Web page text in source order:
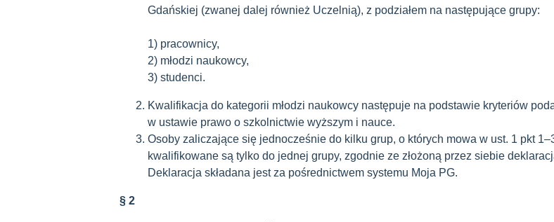
Gdańskiej (zwanej dalej również Uczelnią), z podziałem na następujące grupy:
1) pracownicy,
2) młodzi naukowcy,
3) studenci.
Kwalifikacja do kategorii młodzi naukowcy następuje na podstawie kryteriów
w ustawie prawo o szkolnictwie wyższym i nauce.
Osoby zaliczające się jednocześnie do kilku grup, o których mowa w ust. 1 pkt
kwalifikowane są tylko do jednej grupy, zgodnie ze złożoną przez siebie
Deklaracja składana jest za pośrednictwem systemu Moja PG.
§ 2